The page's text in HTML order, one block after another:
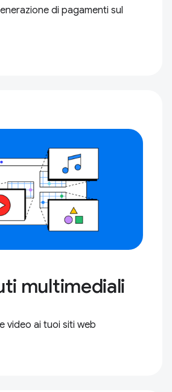
di pagamenti sul
multimediali
video ai tuoi siti web